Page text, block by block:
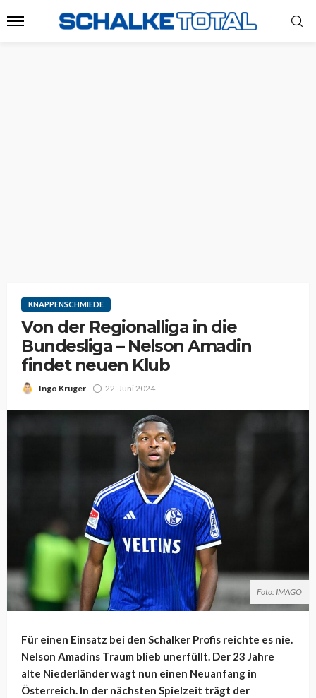
KNAPPENSCHMIEDE
Von der Regionalliga in die
Bundesliga – Nelson Amadin
findet neuen Klub
Ingo Krüger 22. Juni 2024
Foto: IMAGO
Für einen Einsatz bei den Schalker Profis reichte es nie.
Nelson Amadins Traum blieb unerfüllt. Der 23 Jahre
alte Niederländer wagt nun einen Neuanfang in
Österreich. In der nächsten Spielzeit trägt der